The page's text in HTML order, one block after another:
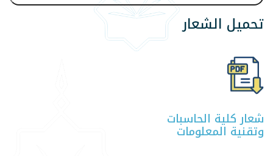
تحميل الشعار
شعار كلية الحاسبات
وتقنية المعلومات